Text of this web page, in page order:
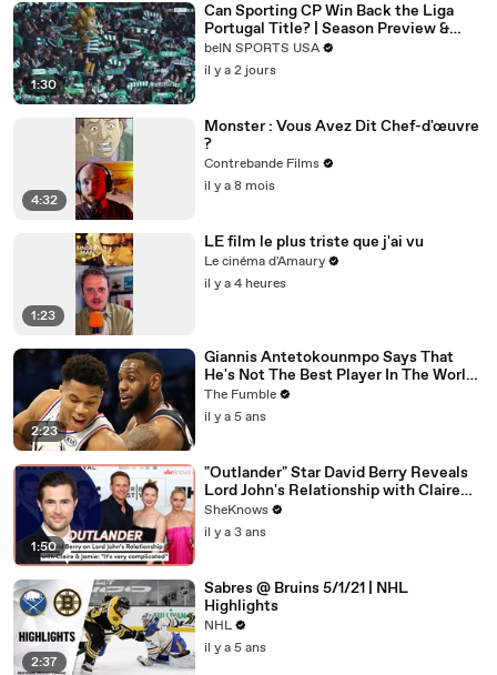
1:30
Can Sporting CP Win Back the Liga
Portugal Title? | Season Preview &
Analysis
beIN SPORTS USA
il y a 2 jours
4:32
Monster : Vous Avez Dit Chef-d'œuvre
?
Contrebande Films
il y a 8 mois
1:23
LE film le plus triste que j'ai vu
Le cinéma d'Amaury
il y a 4 heures
2:23
Giannis Antetokounmpo Says That
He's Not The Best Player In The World,
LeBron James Is
The Fumble
il y a 5 ans
1:50
"Outlander" Star David Berry Reveals
Lord John's Relationship with Claire
Gets 'Complicated' in Season 7
SheKnows
il y a 3 ans
2:37
Sabres @ Bruins 5/1/21 | NHL
Highlights
NHL
il y a 5 ans